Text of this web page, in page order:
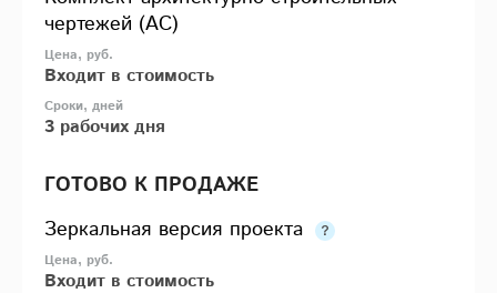
чертежей (АС)
Входит в стоимость
3 рабочих дня
ГОТОВО К ПРОДАЖЕ
Зеркальная версия проекта
Входит в стоимость